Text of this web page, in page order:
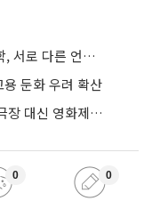
김유태 기자의 '밤과 책'…영화와 문학, 서로 다른 언어를 읽다
둔화 우려 확산
음악부터 여성·건축·독립영화까지…극장 대신 영화제로 즐기는 스크린 여행
0 0